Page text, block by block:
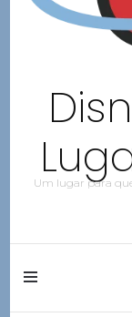
Um lugar para